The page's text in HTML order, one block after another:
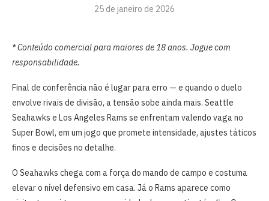
25 de janeiro de 2026
* Conteúdo comercial para maiores de 18 anos. Jogue com
responsabilidade.
Final de conferência não é lugar para erro — e quando o duelo
envolve rivais de divisão, a tensão sobe ainda mais. Seattle
Seahawks e Los Angeles Rams se enfrentam valendo vaga no
Super Bowl, em um jogo que promete intensidade, ajustes táticos
finos e decisões no detalhe.
O Seahawks chega com a força do mando de campo e costuma
elevar o nível defensivo em casa. Já o Rams aparece como